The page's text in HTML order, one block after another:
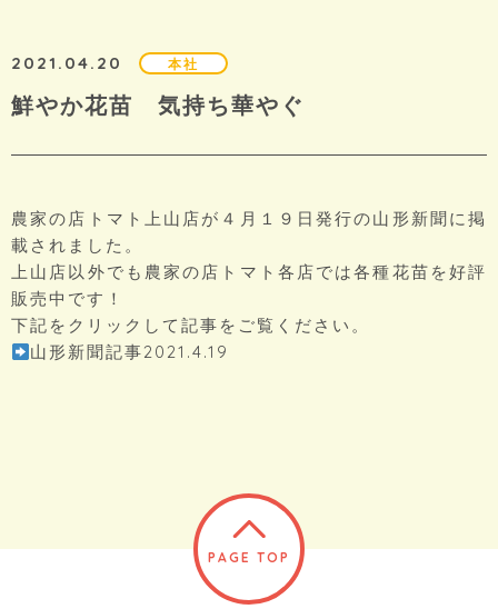
2021.04.20 本社
鮮やか花苗 気持ち華やぐ
農家の店トマト上山店が４月１９日発行の山形新聞に掲
載されました。
上山店以外でも農家の店トマト各店では各種花苗を好評
販売中です！
下記をクリックして記事をご覧ください。
山形新聞記事2021.4.19
PAGE TOP